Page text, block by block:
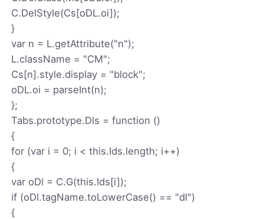
C.DelStyle(Cs[oDL.oi]);
}
var n = L.getAttribute("n");
L.className = "CM";
Cs[n].style.display = "block";
oDL.oi = parseInt(n);
};
Tabs.prototype.Dls = function ()
{
for (var i = 0; i < this.Ids.length; i++)
{
var oDl = C.G(this.Ids[i]);
if (oDl.tagName.toLowerCase() == "dl")
{